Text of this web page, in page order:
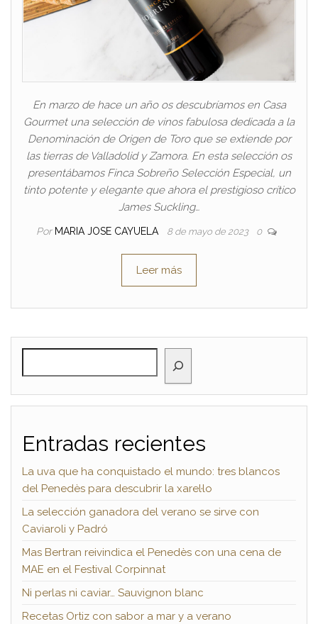
En marzo de hace un año os descubríamos en Casa
Gourmet una selección de vinos fabulosa dedicada a la
Denominación de Origen de Toro que se extiende por
las tierras de Valladolid y Zamora. En esta selección os
presentábamos Finca Sobreño Selección Especial, un
tinto potente y elegante que ahora el prestigioso crítico
James Suckling…
Por MARIA JOSE CAYUELA 8 de mayo de 2023 0
Leer más
Entradas recientes
La uva que ha conquistado el mundo: tres blancos
del Penedès para descubrir la xarel·lo
La selección ganadora del verano se sirve con
Caviaroli y Padró
Mas Bertran reivindica el Penedès con una cena de
MAE en el Festival Corpinnat
Ni perlas ni caviar… Sauvignon blanc
Recetas Ortiz con sabor a mar y a verano